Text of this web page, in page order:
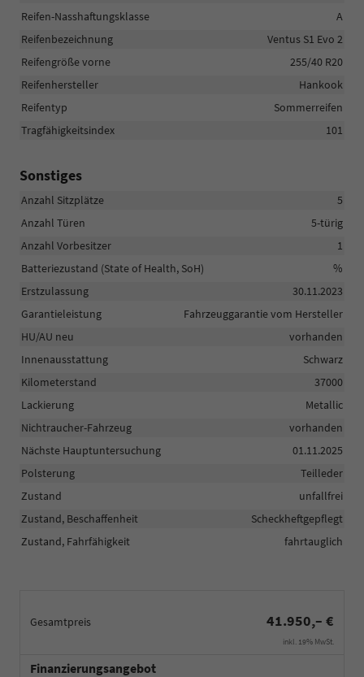
Gesamtpreis 41.950,– €
inkl. 19% MwSt.
Finanzierungsangebot
Reifen-Nasshaftungsklasse
A
Reifenbezeichnung
Ventus S1 Evo 2
Reifengröße vorne
255/40 R20
Reifenhersteller
Hankook
Reifentyp
Sommerreifen
Tragfähigkeitsindex
101
Sonstiges
Anzahl Sitzplätze
5
Anzahl Türen
5-türig
Anzahl Vorbesitzer
1
Batteriezustand (State of Health, SoH)
%
Erstzulassung
30.11.2023
Garantieleistung
Fahrzeuggarantie vom Hersteller
HU/AU neu
vorhanden
Innenausstattung
Schwarz
Kilometerstand
37000
Lackierung
Metallic
Nichtraucher-Fahrzeug
vorhanden
Nächste Hauptuntersuchung
01.11.2025
Polsterung
Teilleder
Zustand
unfallfrei
Zustand, Beschaffenheit
Scheckheftgepflegt
Zustand, Fahrfähigkeit
fahrtauglich